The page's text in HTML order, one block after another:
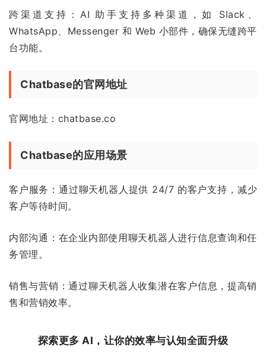
跨渠道支持：AI 助手支持多种渠道，如 Slack、
WhatsApp、Messenger 和 Web 小部件，确保无缝跨平
台功能。
Chatbase的官网地址
官网地址：chatbase.co
Chatbase的应用场景
客户服务：通过聊天机器人提供 24/7 的客户支持，减少
客户等待时间。
内部沟通：在企业内部使用聊天机器人进行信息查询和任
务管理。
销售与营销：通过聊天机器人收集潜在客户信息，提高销
售和营销效率。
探索更多 AI，让你的效率与认知全面升级